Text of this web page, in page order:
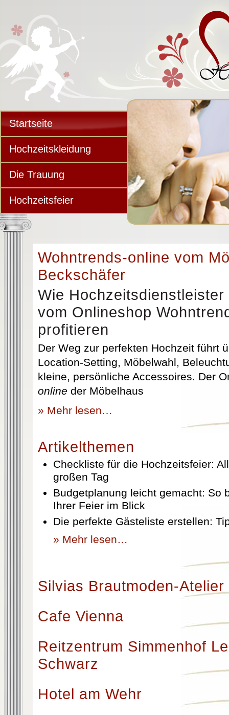
Startseite
Hochzeitskleidung
Die Trauung
Hochzeitsfeier
Wohntrends-online vom
Beckschäfer
Wie
vom Onlineshop
profitieren
Der Weg zur perfekten Hochzeit führt
Location-Setting, Möbelwahl,
kleine, persönliche Accessoires. Der
online der Möbelhaus
» Mehr lesen…
Artikelthemen
Checkliste für die Hochzeitsfeier:
großen Tag
Budgetplanung leicht gemacht: So
Ihrer Feier im Blick
Die perfekte Gästeliste erstellen:
» Mehr lesen…
Silvias Brautmoden-Atelier
Cafe Vienna
Reitzentrum Simmenhof
Schwarz
Hotel am Wehr